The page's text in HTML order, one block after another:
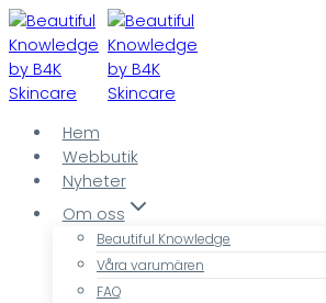
Skip
to
content
Hem
Webbutik
Nyheter
Om oss
Beautiful Knowledge
Våra varumären
FAQ